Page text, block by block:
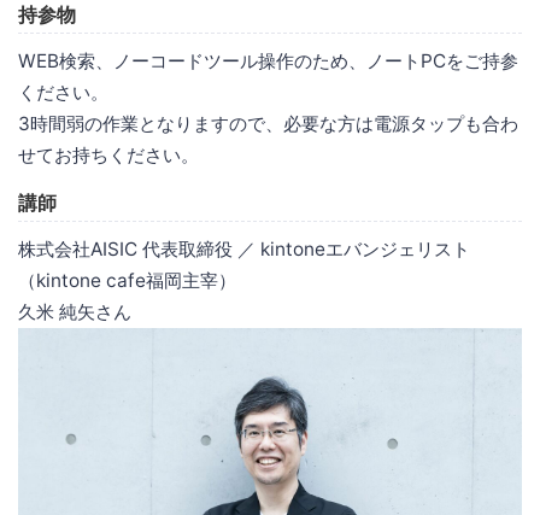
持参物
WEB検索、ノーコードツール操作のため、ノートPCをご持参
ください。
3時間弱の作業となりますので、必要な方は電源タップも合わ
せてお持ちください。
講師
株式会社AISIC 代表取締役 ／ kintoneエバンジェリスト
（kintone cafe福岡主宰）
久米 純矢さん